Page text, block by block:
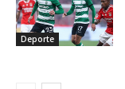
Deporte